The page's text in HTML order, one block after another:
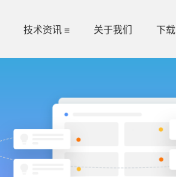
技术资讯 关于我们 下载